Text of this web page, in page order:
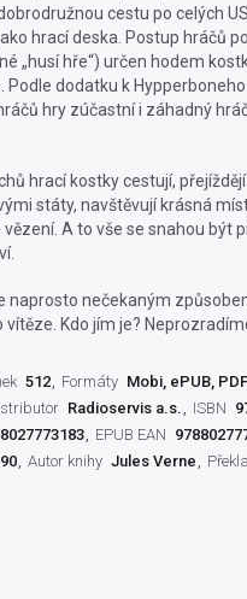
cestu po celých
hrací deska. Postup hráčů
„husí hře“) určen hodem
dodatku k
hry zúčastní i záhadný
hrací kostky cestují,
státy, navštěvují krásná
A to vše se snahou být
naprosto nečekaným
Kdo jím je?
512 Formáty Mobi, ePUB,
Radioservis a.s. ISBN
EPUB EAN
Autor knihy Jules Verne